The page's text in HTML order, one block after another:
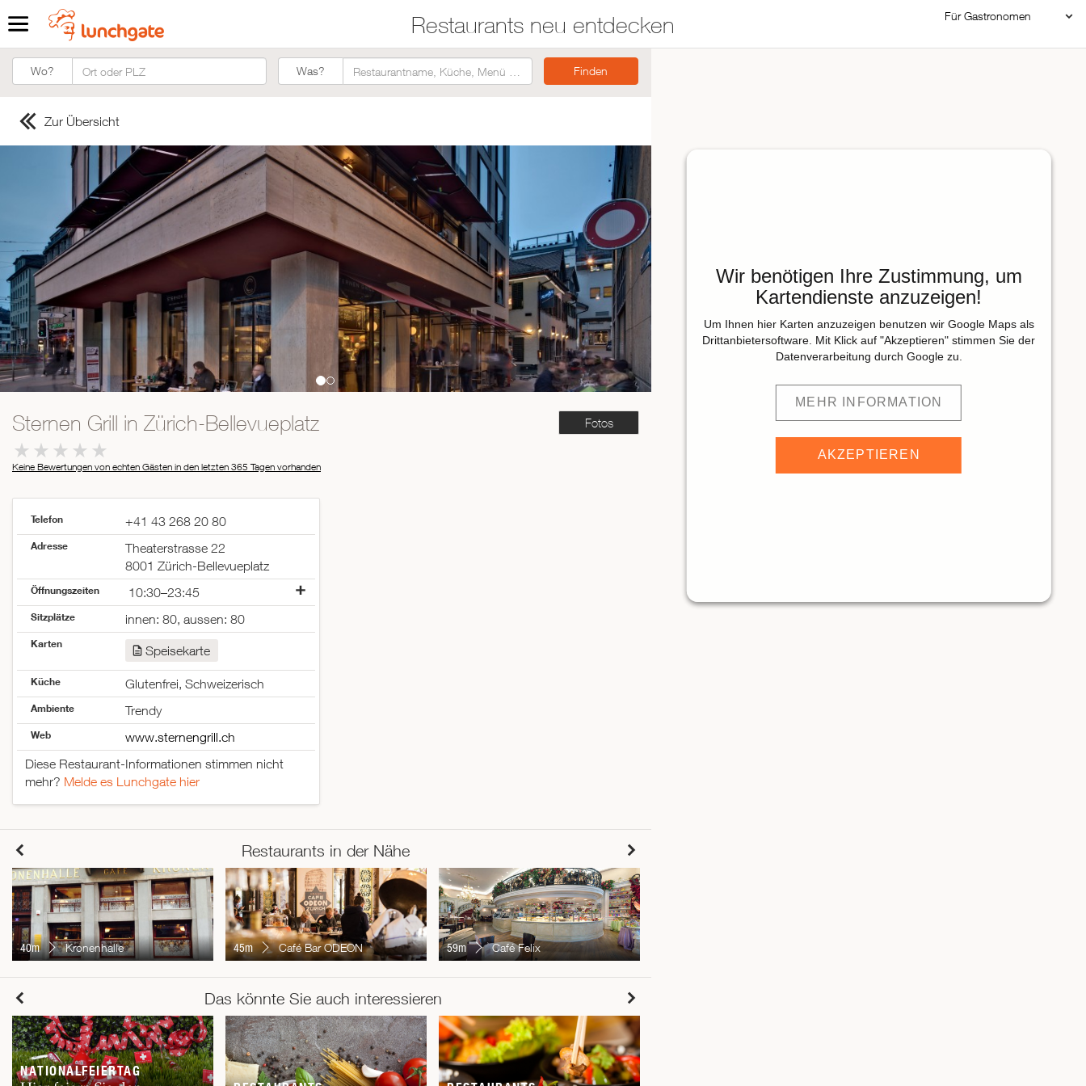
Restaurants neu entdecken
Für Gastronomen
ZUR STARTSEITE ZUR RESTAURANTSUCHE
Asiatisch
Italienisch
Französisch
Traditionell
Vegetarisch
Mexikanisch
Spanisch
Wo? Was?Was?
Zur Übersicht
Fotos
Sternen Grill in Zürich-Bellevueplatz
Keine Bewertungen von echten Gästen in den letzten 365 Tagen vorhanden
Telefon +41 43 268 20 80
Adresse
Theaterstrasse 22
8001 Zürich-Bellevueplatz
Öffnungszeiten
10:30–23:45
Montag
Mittwoch
Freitag
Samstag
Sonntag
10:30–23:45
10:30–23:45
10:30–23:45
10:30–23:45
10:30–23:45
10:30–23:45
Sitzplätze innen: 80, aussen: 80
Karten Speisekarte
Küche Glutenfrei, Schweizerisch
Ambiente Trendy
Web
www.sternengrill.ch
Diese Restaurant-Informationen stimmen nicht
mehr? Melde es Lunchgate hier
Restaurants in der Nähe
40m Kronenhalle 45m Café Bar ODEON 59m Café Felix
Das könnte Sie auch interessieren
NATIONALFEIERTAG
Wir benötigen Ihre Zustimmung, um
Kartendienste anzuzeigen!
Um Ihnen hier Karten anzuzeigen benutzen wir Google Maps als
Drittanbietersoftware. Mit Klick auf "Akzeptieren" stimmen Sie der
Datenverarbeitung durch Google zu.
MEHR INFORMATION
AKZEPTIEREN